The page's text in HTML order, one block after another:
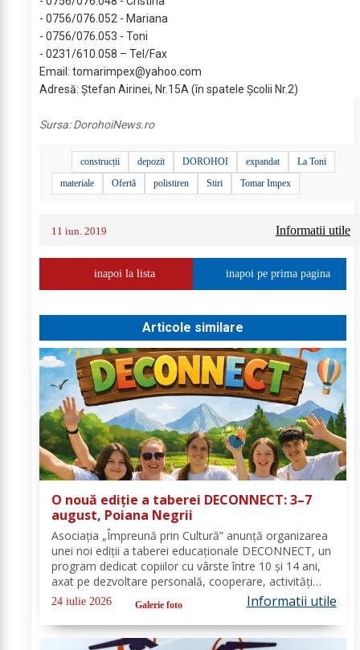
- 0756/076.052 - Mariana
- 0756/076.053 - Toni
- 0231/610.058 – Tel/Fax
Email: tomarimpex@yahoo.com
Adresă: Ștefan Airinei, Nr.15A (în spatele Școlii Nr.2)
Sursa:DorohoiNews.ro
construcții depozit DOROHOI expandat
La Toni
materiale
Ofertă polistiren Stiri Tomar Impex
11 iun. 2019 Informatii utile
inapoi la lista inapoi pe prima pagina
Articole similare
O nouă ediție a taberei DECONNECT: 3–7
august, Poiana Negrii
Asociația „Împreună prin Cultură” anunță organizarea
unei noi ediții a taberei educaționale DECONNECT, un
program dedicat copiilor cu vârste între 10 și 14 ani,
axat pe dezvoltare personală, cooperare, activități
outdoor și deconectare totală de la telefon. O tabără
cu sens, nu doar o vacanță!...
24 iulie 2026 Galerie foto Informatii utile